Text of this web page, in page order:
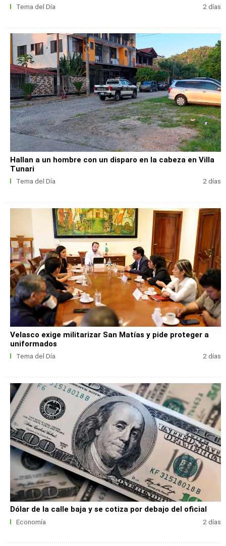
Tema del Día 2 días
Hallan a un hombre con un disparo en la cabeza en Villa
Tunari
Tema del Día 2 días
Velasco exige militarizar San Matías y pide proteger a
uniformados
Tema del Día 2 días
Dólar de la calle baja y se cotiza por debajo del oficial
Economía 2 días